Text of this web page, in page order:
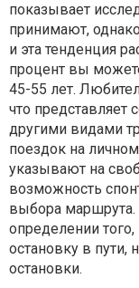
показывает
принимают,
и эта тенденция
процент вы
45-55 лет.
что представляет
другими видами
поездок на
указывают на
возможность
выбора маршрута.
определении того,
остановку в пути,
остановки.